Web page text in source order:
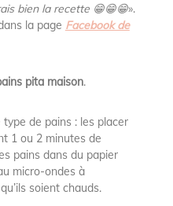
bien la recette 😁😁😁».
la page Facebook de
pita maison.
de pains : les placer
1 ou 2 minutes de
pains dans du papier
micro-ondes à
soient chauds.